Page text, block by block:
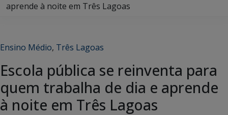
aprende à noite em Três Lagoas
Ensino Médio, Três Lagoas
Escola pública se reinventa para
quem trabalha de dia e aprende
à noite em Três Lagoas